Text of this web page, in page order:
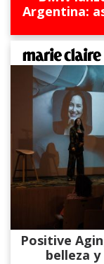
Argentina:
Positive
belleza